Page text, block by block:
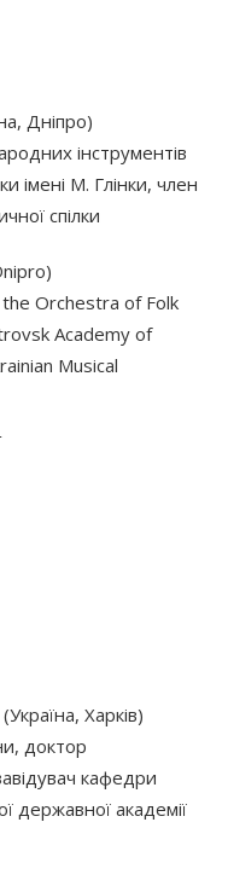
Дніпро)
інструментів
імені М. Глінки, член
спілки
Orchestra of Folk
Academy of
Musical
(Україна, Харків)
доктор
кафедри
державної академії